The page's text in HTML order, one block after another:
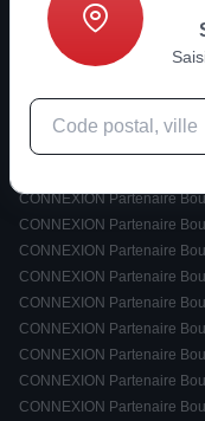
CONNEXION Partenaire
CONNEXION Partenaire
CONNEXION Partenaire
CONNEXION Partenaire
CONNEXION Partenaire
CONNEXION Partenaire
CONNEXION Partenaire
CONNEXION Partenaire
CONNEXION Partenaire
CONNEXION Partenaire
CONNEXION Partenaire
CONNEXION Partenaire
CONNEXION Partenaire
CONNEXION Partenaire
CONNEXION Partenaire